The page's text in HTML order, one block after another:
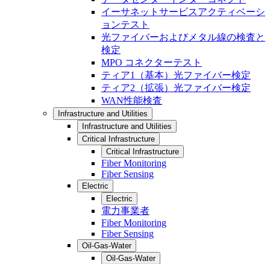
イーサネットサービスアクティベーシ
ョンテスト
光ファイバーおよびメタル線の検査と
検定
MPO コネクターテスト
ティア1（基本）光ファイバー検定
ティア2（拡張）光ファイバー検定
WAN性能検査
Infrastructure and Utilities
Infrastructure and Utilities
Critical Infrastructure
Critical Infrastructure
Fiber Monitoring
Fiber Sensing
Electric
Electric
電力事業者
Fiber Monitoring
Fiber Sensing
Oil-Gas-Water
Oil-Gas-Water